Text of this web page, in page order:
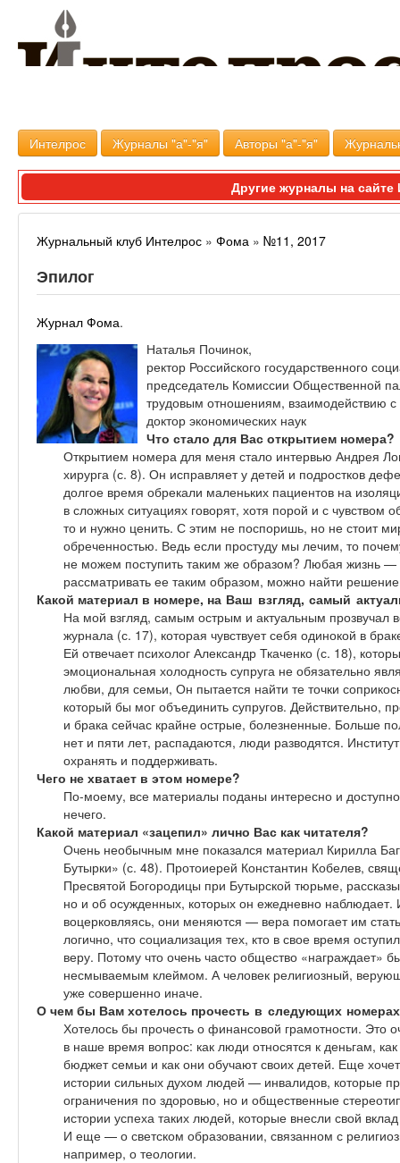
Интелрос Журналы "а"-"я" Авторы "а"-"я"
Другие журналы на
Журнальный клуб Интелрос » Фома » №11, 2017
Эпилог
Журнал Фома.
Наталья Починок,
ректор Российского государственного
председатель Комиссии Общественной
трудовым отношениям, взаимодействию
доктор экономических наук
Что стало для Вас открытием номера?
Открытием номера для меня стало интервью Андрея
хирурга (с. 8). Он исправляет у детей и подростков
долгое время обрекали маленьких пациентов на
в сложных ситуациях говорят, хотя порой и с чувством
то и нужно ценить. С этим не поспоришь, но не стоит
обреченностью. Ведь если простуду мы лечим, то
не можем поступить таким же образом? Любая жизнь —
рассматривать ее таким образом, можно найти
Какой материал в номере, на Ваш взгляд, самый
На мой взгляд, самым острым и актуальным прозвучал
журнала (с. 17), которая чувствует себя одинокой в
Ей отвечает психолог Александр Ткаченко (с. 18),
эмоциональная холодность супруга не обязательно
любви, для семьи, Он пытается найти те точки
который бы мог объединить супругов. Действительно,
и брака сейчас крайне острые, болезненные. Больше
нет и пяти лет, распадаются, люди разводятся.
охранять и поддерживать.
Чего не хватает в этом номере?
По-моему, все материалы поданы интересно и
нечего.
Какой материал «зацепил» лично Вас как читателя?
Очень необычным мне показался материал Кирилла
Бутырки» (с. 48). Протоиерей Константин Кобелев,
Пресвятой Богородицы при Бутырской тюрьме,
но и об осужденных, которых он ежедневно наблюдает.
воцерковляясь, они меняются — вера помогает им
логично, что социализация тех, кто в свое время
веру. Потому что очень часто общество «награждает»
несмываемым клеймом. А человек религиозный,
уже совершенно иначе.
О чем бы Вам хотелось прочесть в следующих
Хотелось бы прочесть о финансовой грамотности. Это
в наше время вопрос: как люди относятся к деньгам,
бюджет семьи и как они обучают своих детей. Еще
истории сильных духом людей — инвалидов, которые
ограничения по здоровью, но и общественные
истории успеха таких людей, которые внесли свой
И еще — о светском образовании, связанном с
например, о теологии.